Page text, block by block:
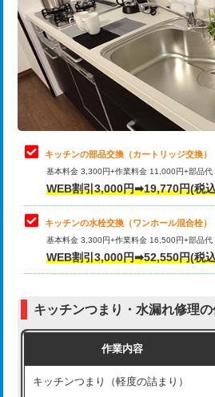
給水管工事※（支持金具設置)
給水管工事※（保温材使用（バンド止
め込み）)
給水管工事※（土の掘削・埋め戻し作
給水管工事※（塩ビ管（VP・HI）使
用/3ｍまで)
給水管工事※（塩ビ管（VP・HI）使
用（追加）/3ｍ超え)
給水管工事※（ライニング鋼管・銅
管・ポリ管・HT管使用/3ｍまで)
管・ポリ管・HT管使用/3ｍ超え)
排水管工事（土の掘削・埋め戻し作
排水管工事（排水管工事/3ｍまで）
カメラ調査
桝清掃
止水・漏水調査・防水処理・清掃・修
理・調整・分解・加工など（軽作業）
止水・漏水調査・防水処理・清掃・修
理・調整・分解・加工など（中作業）
止水・漏水調査・防水処理・清掃・修
理・調整・分解・加工など（重作業）
お風呂タンク脱着
その他部品の脱着
式・ワンホール）)
キッチンの部品交換（カートリッジ交換）
基本料金 3,300円+作業料金 11,000円+部品
WEB割引3,000円➡19,770円(税
キッチンの水栓交換（ワンホール混合栓）
基本料金 3,300円+作業料金 16,500円+部品
WEB割引3,000円➡52,550円(税
キッチンつまり・水漏れ修理
作業内容
キッチンつまり（軽度の詰まり）